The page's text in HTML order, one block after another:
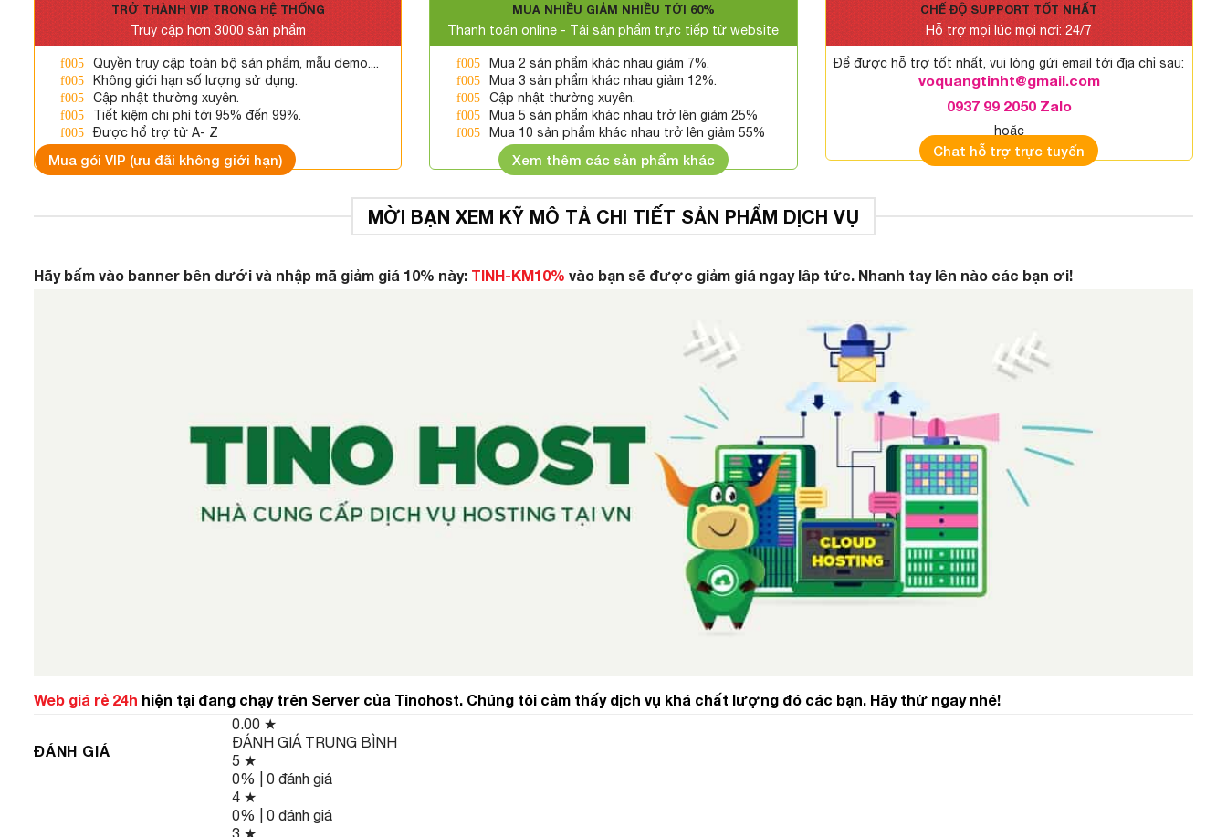
TRỞ THÀNH VIP TRONG HỆ THỐNG
Truy cập hơn 3000 sản phẩm
Quyền truy cập toàn bộ sản phẩm, mẫu demo....
Không giới hạn số lượng sử dụng.
Cập nhật thường xuyên.
Tiết kiệm chi phí tới 95% đến 99%.
Được hổ trợ từ A- Z
Mua gói VIP (ưu đãi không giới hạn)
MUA NHIỀU GIẢM NHIỀU TỚI 60%
Thanh toán online - Tải sản phẩm trực tiếp từ website
Mua 2 sản phẩm khác nhau giảm 7%.
Mua 3 sản phẩm khác nhau giảm 12%.
Cập nhật thường xuyên.
Mua 5 sản phẩm khác nhau trở lên giảm 25%
Mua 10 sản phẩm khác nhau trở lên giảm 55%
Xem thêm các sản phẩm khác
CHẾ ĐỘ SUPPORT TỐT NHẤT
Hỗ trợ mọi lúc mọi nơi: 24/7
Để được hỗ trợ tốt nhất, vui lòng gửi email tới địa chỉ sau:
voquangtinht@gmail.com
0937 99 2050 Zalo
hoặc
Chat hỗ trợ trực tuyến
MỜI BẠN XEM KỸ MÔ TẢ CHI TIẾT SẢN PHẨM DỊCH VỤ
Hãy bấm vào banner bên dưới và nhập mã giảm giá 10% này: TINH-KM10% vào bạn sẽ được giảm giá ngay lâp tức. Nhanh tay lên nào các bạn ơi!
Web giá rẻ 24h hiện tại đang chạy trên Server của Tinohost. Chúng tôi cảm thấy dịch vụ khá chất lượng đó các bạn. Hãy thử ngay nhé!
ĐÁNH GIÁ
0.00 ★
ĐÁNH GIÁ TRUNG BÌNH
5 ★
0% | 0 đánh giá
4 ★
0% | 0 đánh giá
3 ★